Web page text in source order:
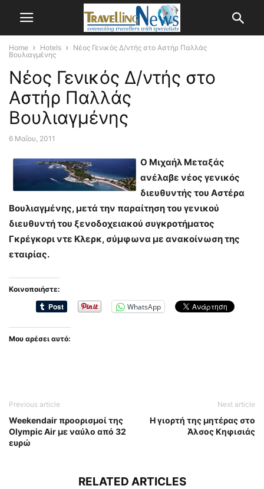
Home Hotels
Νέος Γενικός Δ/ντής στο Αστήρ Παλλάς
Βουλιαγμένης
Νέος Γενικός Δ/ντής στο
Αστήρ Παλλάς
Βουλιαγμένης
6 Μαΐου, 2011
Ο Μιχαήλ Μεταξάς
ανέλαβε νέος γενικός
διευθυντής του Αστέρα
Βουλιαγμένης,μετά την παραίτηση του γενικού
διευθυντή του ξενοδοχειακού συγκροτήματος
Γκρέγκορι ντε Κλερκ, σύμφωνα με ανακοίνωση της
εταιρίας.
Κοινοποιήστε:
WhatsApp
Μου αρέσει αυτό:
Previous article
Weekendair προορισμοί της
Olympic Air με ναύλο από 32
ευρώ
Next article
H γιορτή της μητέρας στο
Άλσος Κηφισιάς
RELATED ARTICLES